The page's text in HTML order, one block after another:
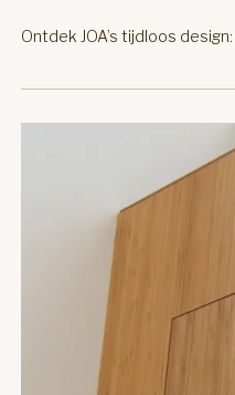
Ontdek JOA’s tijdloos